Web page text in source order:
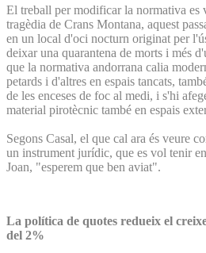
El treball per modificar la normativa es
tragèdia de Crans Montana, aquest
en un local d'oci nocturn originat per
deixar una quarantena de morts i més
que la normativa andorrana calia
petards i d'altres en espais tancats,
de les enceses de foc al medi, i s'hi
material pirotècnic també en espais
Segons Casal, el que cal ara és veure
un instrument jurídic, que es vol tenir
Joan, "esperem que ben aviat".
La política de quotes redueix el
del 2%